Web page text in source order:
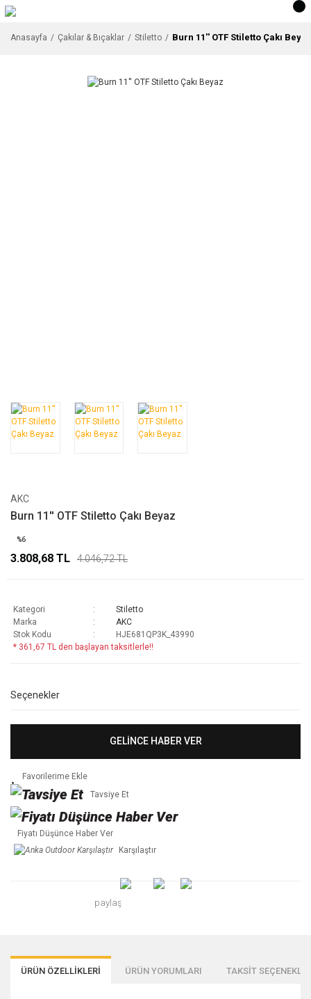
Anasayfa Çakılar & Bıçaklar Stiletto Burn 11'' OTF Stiletto Çakı
AKC
Burn 11'' OTF Stiletto Çakı Beyaz
%6
3.808,68 TL 4.046,72 TL
Kategori
Stiletto
Marka
AKC
Stok Kodu
HJE681QP3K_43990
* 361,67 TL den başlayan taksitlerle!!
Seçenekler
GELİNCE HABER VER
Tavsiye Et
Fiyatı Düşünce Haber Ver
Karşılaştır
paylaş
ÜRÜN ÖZELLİKLERİ ÜRÜN YORUMLARI TAKSİT